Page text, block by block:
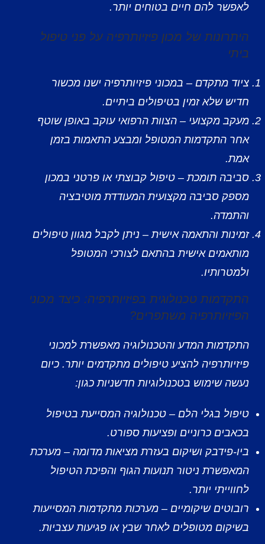
לאפשר להם חיים בטוחים יותר.
היתרונות של מכון פיזיותרפיה על פני טיפול
ביתי
ציוד מתקדם – במכוני פיזיותרפיה ישנו מכשור
חדיש שלא זמין בטיפולים ביתיים.
מעקב מקצועי – הצוות הרפואי עוקב באופן שוטף
אחר התקדמות המטופל ומבצע התאמות בזמן
אמת.
סביבה תומכת – טיפול קבוצתי או פרטני במכון
מספק סביבה מקצועית המעודדת מוטיבציה
והתמדה.
זמינות והתאמה אישית – ניתן לקבל מגוון טיפולים
מותאמים אישית בהתאם לצורכי המטופל
ולמטרותיו.
התקדמות טכנולוגית בפיזיותרפיה: כיצד מכוני
הפיזיותרפיה משתפרים?
התקדמות המדע והטכנולוגיה מאפשרת למכוני
פיזיותרפיה להציע טיפולים מתקדמים יותר. כיום
נעשה שימוש בטכנולוגיות חדשניות כגון:
טיפול בגלי הלם – טכנולוגיה המסייעת בטיפול
בכאבים כרוניים ופציעות ספורט.
ביו-פידבק ושיקום בעזרת מציאות מדומה – מערכת
המאפשרת ניטור תנועות הגוף והפיכת הטיפול
לחווייתי יותר.
רובוטים שיקומיים – מערכות מתקדמות המסייעות
בשיקום מטופלים לאחר שבץ או פגיעות עצביות.